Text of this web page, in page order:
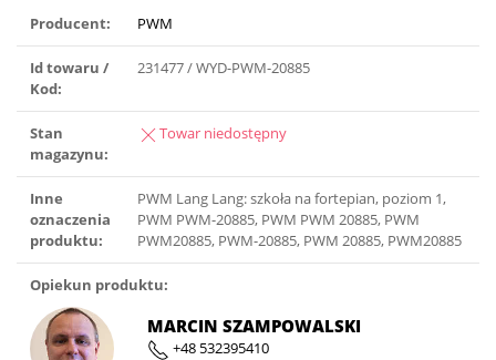
Producent: PWM
Id towaru /
Kod:
231477 / WYD-PWM-20885
Stan
magazynu:
Towar niedostępny
Inne
oznaczenia
produktu:
PWM Lang Lang: szkoła na fortepian, poziom 1,
PWM PWM-20885, PWM PWM 20885, PWM
PWM20885, PWM-20885, PWM 20885, PWM20885
Opiekun produktu:
MARCIN SZAMPOWALSKI
+48 532395410